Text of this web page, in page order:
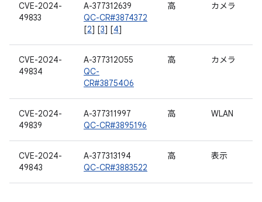
CVE-2024-
49833
A-377312639
QC-CR#3874372
[2] [3] [4]
高 カメラ
CVE-2024-
49834
A-377312055
QC-
CR#3875406
高 カメラ
CVE-2024-
49839
A-377311997
QC-CR#3895196
高 WLAN
CVE-2024-
49843
A-377313194
QC-CR#3883522
高 表示